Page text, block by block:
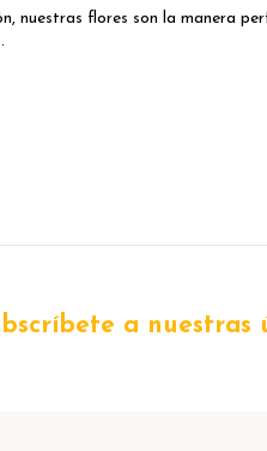
nuestras flores son la manera
a nuestras